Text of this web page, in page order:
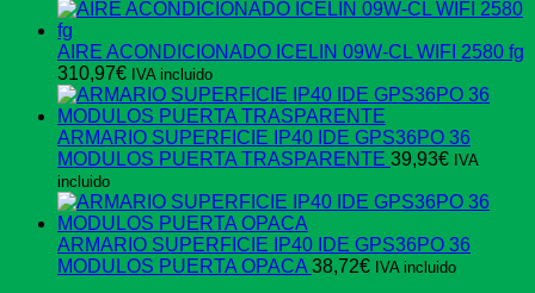
AIRE ACONDICIONADO ICELIN 09W-CL WIFI 2580 fg
310,97€ IVA incluido
ARMARIO SUPERFICIE IP40 IDE GPS36PO 36
MODULOS PUERTA TRASPARENTE 39,93€ IVA
incluido
ARMARIO SUPERFICIE IP40 IDE GPS36PO 36
MODULOS PUERTA OPACA 38,72€ IVA incluido